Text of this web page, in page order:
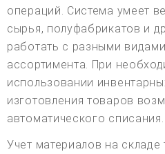
операций. Система умеет
сырья, полуфабрикатов и
работать с разными
ассортимента. При
использовании
изготовления товаров
автоматического списания.
Учет материалов на складе